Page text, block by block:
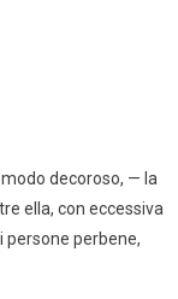
decoroso, — la
ella, con eccessiva
persone perbene,